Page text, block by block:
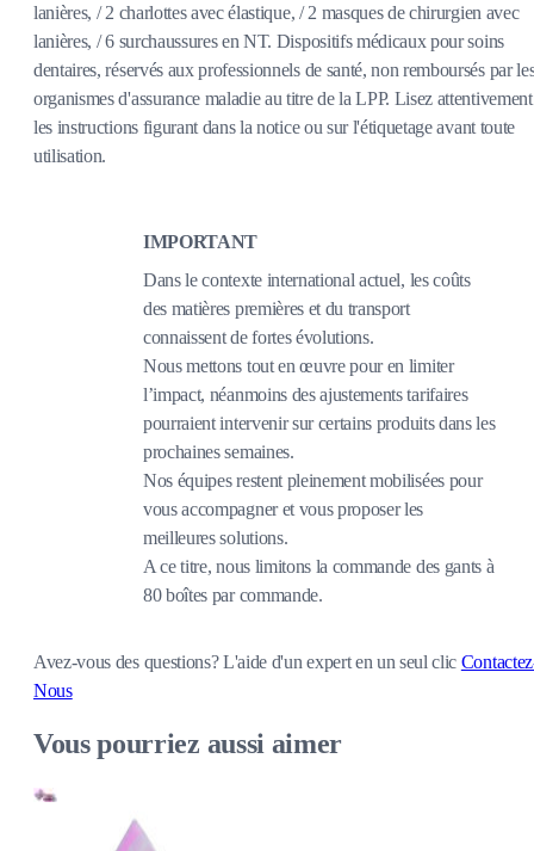
lanières, / 2 charlottes avec élastique, / 2 masques de chirurgien avec
lanières, / 6 surchaussures en NT. Dispositifs médicaux pour soins
dentaires, réservés aux professionnels de santé, non remboursés par
organismes d'assurance maladie au titre de la LPP. Lisez attentivement
les instructions figurant dans la notice ou sur l'étiquetage avant toute
utilisation.
IMPORTANT
Dans le contexte international actuel, les coûts
des matières premières et du transport
connaissent de fortes évolutions.
Nous mettons tout en œuvre pour en limiter
l’impact, néanmoins des ajustements tarifaires
pourraient intervenir sur certains produits dans les
prochaines semaines.
Nos équipes restent pleinement mobilisées pour
vous accompagner et vous proposer les
meilleures solutions.
A ce titre, nous limitons la commande des gants à
80 boîtes par commande.
Avez-vous des questions?L'aide d'un expert en un seul clic
Nous
Vous pourriez aussi aimer